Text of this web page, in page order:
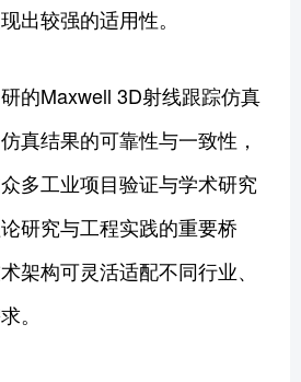
出较强的适用性。
的Maxwell 3D射线跟踪仿真
真结果的可靠性与一致性，
多工业项目验证与学术研究
研究与工程实践的重要桥
架构可灵活适配不同行业、
。